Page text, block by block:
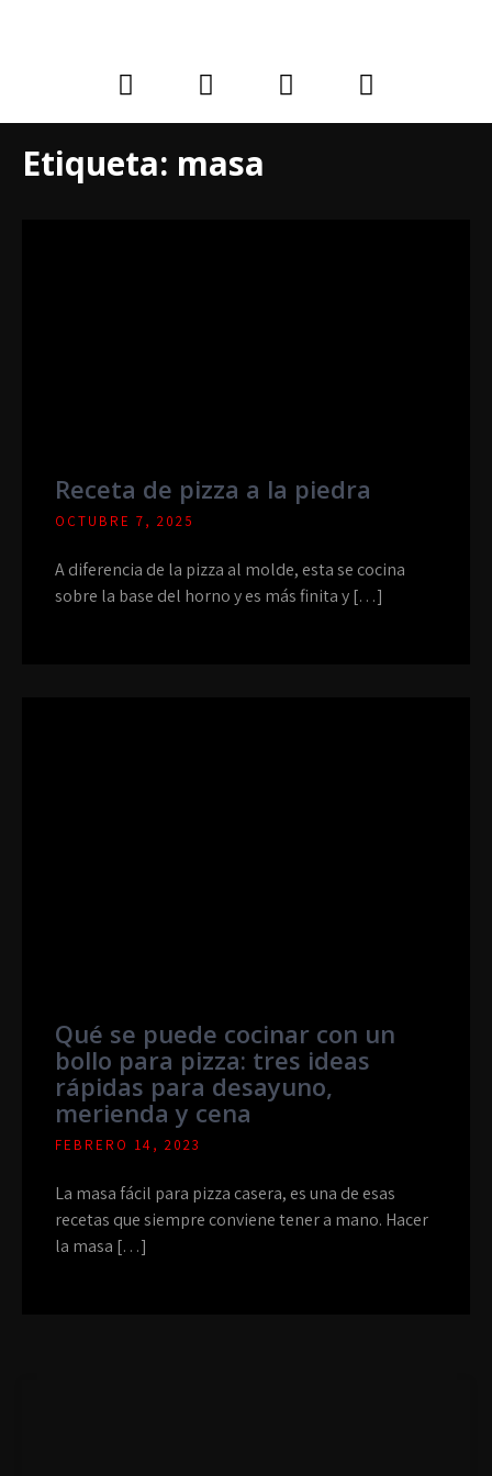
Etiqueta: masa
Receta de pizza a la piedra
OCTUBRE 7, 2025
A diferencia de la pizza al molde, esta se cocina
sobre la base del horno y es más finita y […]
Qué se puede cocinar con un
bollo para pizza: tres ideas
rápidas para desayuno,
merienda y cena
FEBRERO 14, 2023
La masa fácil para pizza casera, es una de esas
recetas que siempre conviene tener a mano. Hacer
la masa […]